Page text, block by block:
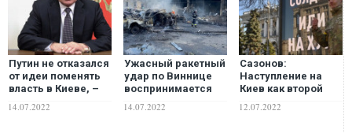
Путин не отказался
от идеи поменять
власть в Киеве, –
14.07.2022
Ужасный ракетный
удар по Виннице
воспринимается
предупредительный
14.07.2022
Сазонов:
Наступление на
Киев как второй
"спецоперации":
12.07.2022